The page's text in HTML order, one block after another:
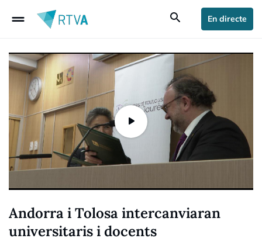
drag_handle search En directe
Andorra i Tolosa intercanviaran
universitaris i docents